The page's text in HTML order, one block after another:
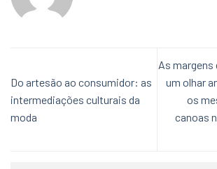
Do artesão ao consumidor: as
intermediações culturais da
moda
As margens
um olhar
os
canoas